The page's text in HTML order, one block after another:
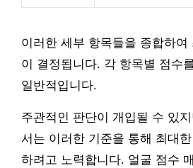
이러한 세부 항목들을 종합하여
이 결정됩니다. 각 항목별 점수
일반적입니다.
주관적인 판단이 개입될 수 있
서는 이러한 기준을 통해 최대
하려고 노력합니다. 얼굴 점수